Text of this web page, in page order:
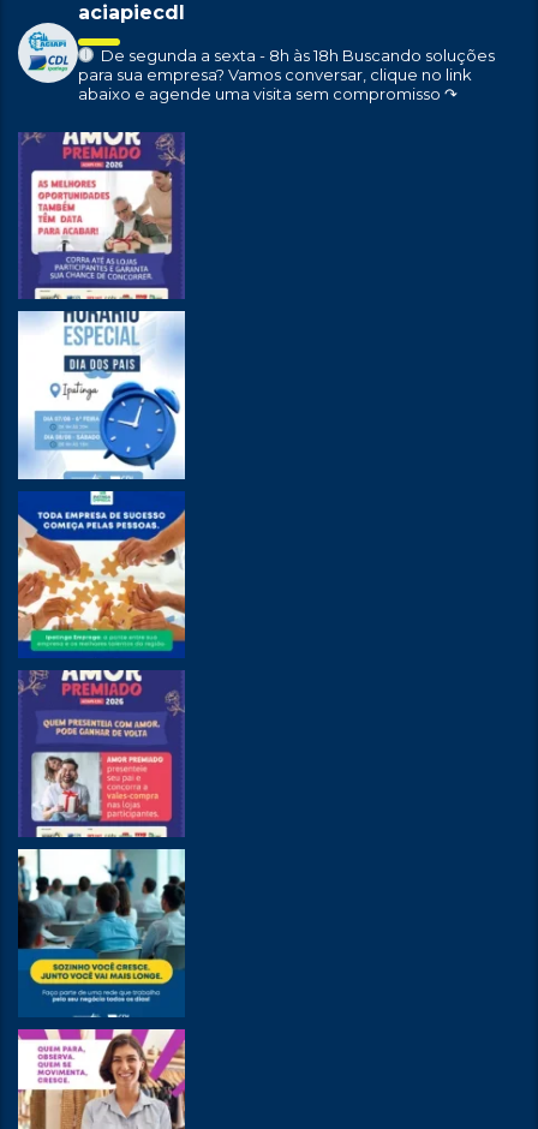
aciapiecdl
De segunda a sexta - 8h às 18h Buscando soluções
para sua empresa? Vamos conversar, clique no link
abaixo e agende uma visita sem compromisso ↷